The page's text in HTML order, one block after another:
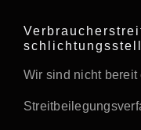
Wir sind nicht bereit